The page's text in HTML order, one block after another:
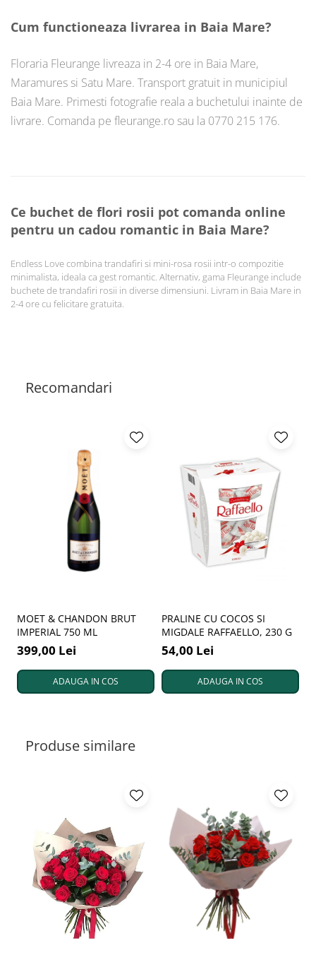
Cum functioneaza livrarea in Baia Mare?
Floraria Fleurange livreaza in 2-4 ore in Baia Mare,
Maramures si Satu Mare. Transport gratuit in municipiul
Baia Mare. Primesti fotografie reala a buchetului inainte de
livrare. Comanda pe fleurange.ro sau la 0770 215 176.
Ce buchet de flori rosii pot comanda online
pentru un cadou romantic in Baia Mare?
Endless Love combina trandafiri si mini-rosa rosii intr-o compozitie
minimalista, ideala ca gest romantic. Alternativ, gama Fleurange include
buchete de trandafiri rosii in diverse dimensiuni. Livram in Baia Mare in
2-4 ore cu felicitare gratuita.
Recomandari
MOET & CHANDON BRUT
IMPERIAL 750 ML
399,00 Lei
ADAUGA IN COS
PRALINE CU COCOS SI
MIGDALE RAFFAELLO, 230 G
54,00 Lei
ADAUGA IN COS
Produse similare